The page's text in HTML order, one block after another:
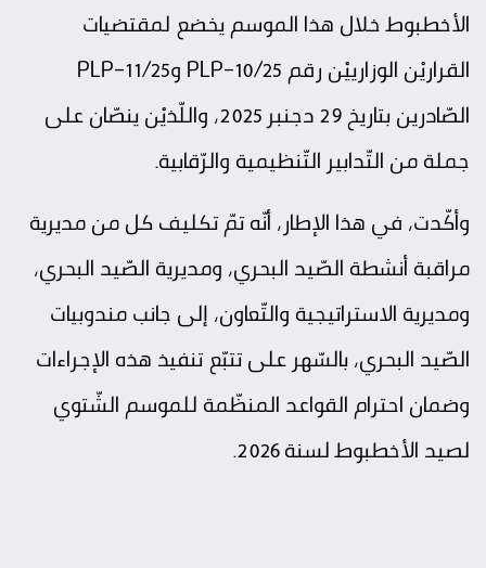
الأخطبوط خلال هذا الموسم يخضع لمقتضيات
القراريْن الوزارييْن رقم PLP-10/25 وPLP-11/25
الصّادرين بتاريخ 29 دجنبر 2025، واللّذيْن ينصّان على
جملة من التّدابير التّنظيمية والرّقابية.
وأكّدت، في هذا الإطار، أنّه تمّ تكليف كل من مديرية
مراقبة أنشطة الصّيد البحري، ومديرية الصّيد البحري،
ومديرية الاستراتيجية والتّعاون، إلى جانب مندوبيات
الصّيد البحري، بالسّهر على تتبّع تنفيذ هذه الإجراءات
وضمان احترام القواعد المنظّمة للموسم الشّتوي
لصيد الأخطبوط لسنة 2026.